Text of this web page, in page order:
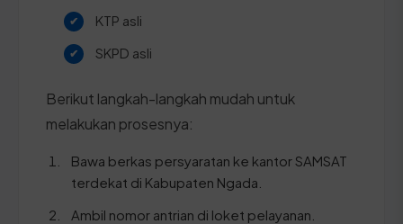
KTP asli
SKPD asli
Berikut langkah-langkah mudah untuk
melakukan prosesnya:
Bawa berkas persyaratan ke kantor SAMSAT
terdekat di Kabupaten Ngada.
Ambil nomor antrian di loket pelayanan.